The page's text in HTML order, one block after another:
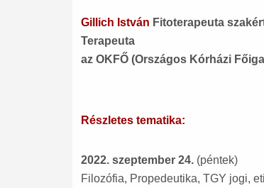
Gillich István Fitoterapeuta
Terapeuta
az OKFŐ (Országos Kórházi
Részletes tematika:
2022. szeptember 24. (péntek)
Filozófia, Propedeutika, TGY jogi,